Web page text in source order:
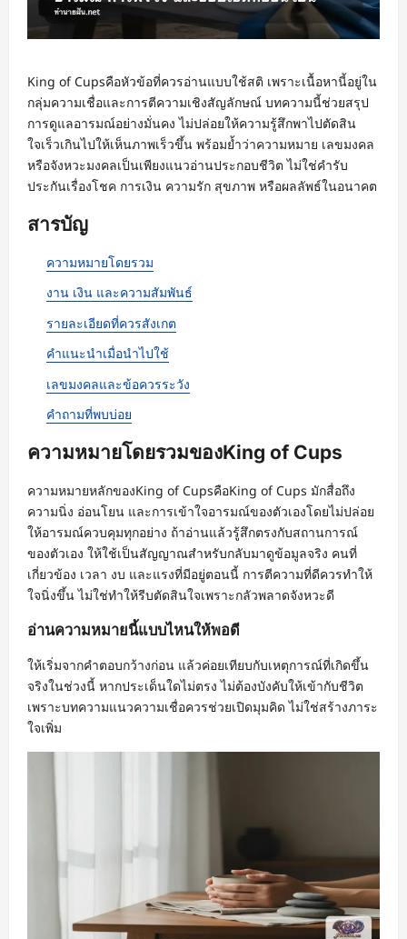
King of Cupsคือหัวข้อที่ควรอ่านแบบใช้สติ เพราะเนื้อหานี้อยู่ใน
กลุ่มความเชื่อและการตีความเชิงสัญลักษณ์ บทความนี้ช่วยสรุป
การดูแลอารมณ์อย่างมั่นคง ไม่ปล่อยให้ความรู้สึกพาไปตัดสิน
ใจเร็วเกินไปให้เห็นภาพเร็วขึ้น พร้อมย้ำว่าความหมาย เลขมงคล
หรือจังหวะมงคลเป็นเพียงแนวอ่านประกอบชีวิต ไม่ใช่คำรับ
ประกันเรื่องโชค การเงิน ความรัก สุขภาพ หรือผลลัพธ์ในอนาคต
สารบัญ
ความหมายโดยรวม
งาน เงิน และความสัมพันธ์
รายละเอียดที่ควรสังเกต
คำแนะนำเมื่อนำไปใช้
เลขมงคลและข้อควรระวัง
คำถามที่พบบ่อย
ความหมายโดยรวมของKing of Cups
ความหมายหลักของKing of CupsคือKing of Cups มักสื่อถึง
ความนิ่ง อ่อนโยน และการเข้าใจอารมณ์ของตัวเองโดยไม่ปล่อย
ให้อารมณ์ควบคุมทุกอย่าง ถ้าอ่านแล้วรู้สึกตรงกับสถานการณ์
ของตัวเอง ให้ใช้เป็นสัญญาณสำหรับกลับมาดูข้อมูลจริง คนที่
เกี่ยวข้อง เวลา งบ และแรงที่มีอยู่ตอนนี้ การตีความที่ดีควรทำให้
ใจนิ่งขึ้น ไม่ใช่ทำให้รีบตัดสินใจเพราะกลัวพลาดจังหวะดี
อ่านความหมายนี้แบบไหนให้พอดี
ให้เริ่มจากคำตอบกว้างก่อน แล้วค่อยเทียบกับเหตุการณ์ที่เกิดขึ้น
จริงในช่วงนี้ หากประเด็นใดไม่ตรง ไม่ต้องบังคับให้เข้ากับชีวิต
เพราะบทความแนวความเชื่อควรช่วยเปิดมุมคิด ไม่ใช่สร้างภาระ
ใจเพิ่ม